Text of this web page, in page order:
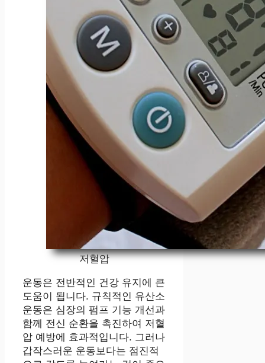
저혈압
운동은 전반적인 건강 유지에 큰
도움이 됩니다. 규칙적인 유산소
운동은 심장의 펌프 기능 개선과
함께 전신 순환을 촉진하여 저혈
압 예방에 효과적입니다. 그러나
갑작스러운 운동보다는 점진적